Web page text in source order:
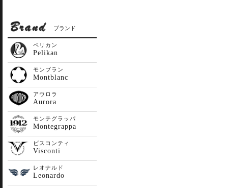
ブランド
ペリカン
Pelikan
モンブラン
Montblanc
アウロラ
Aurora
モンテグラッパ
Montegrappa
ビスコンティ
Visconti
レオナルド
Leonardo